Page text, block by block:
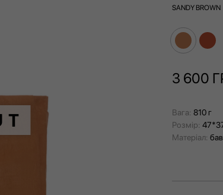
SANDY BROWN
3 600
Вага: 810 г
Розмір:
Матеріал: